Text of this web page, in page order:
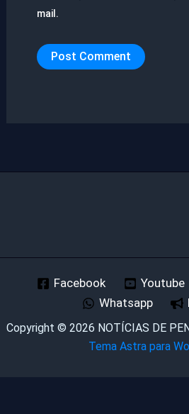
mail.
Facebook Youtube
Whatsapp
Copyright © 2026 NOTÍCIAS DE
Tema Astra para